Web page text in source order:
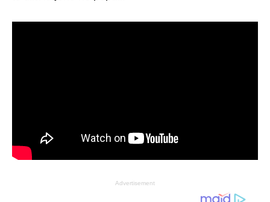
Advertisement